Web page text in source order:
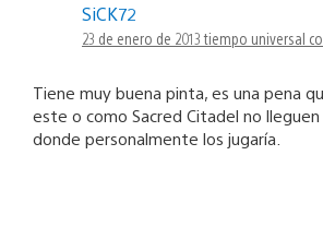
SiCK72
23 de enero de 2013 tiempo universal
Tiene muy buena pinta, es una pena
este o como Sacred Citadel no
donde personalmente los jugaría.